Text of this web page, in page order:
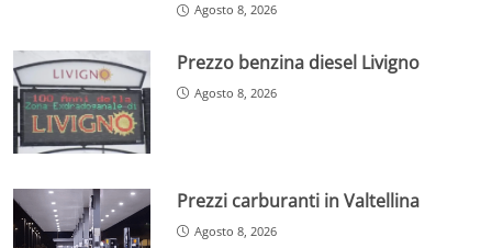
Agosto 8, 2026
Prezzo benzina diesel Livigno
Agosto 8, 2026
Prezzi carburanti in Valtellina
Agosto 8, 2026